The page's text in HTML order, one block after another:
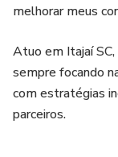
melhorar meus
Atuo em Itajaí
sempre focando
com estratégias
parceiros.